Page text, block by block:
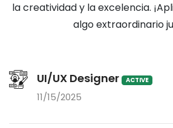
la creatividad y la excelencia.
algo extraordinario
UI/UX Designer ACTIVE
11/15/2025